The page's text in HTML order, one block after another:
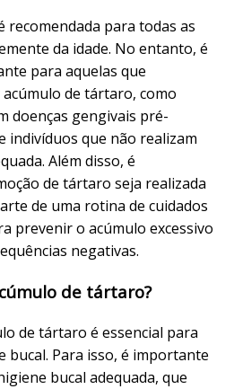
recomendada para todas as
da idade. No entanto, é
para aquelas que
de tártaro, como
doenças gengivais pré-
indivíduos que não realizam
Além disso, é
de tártaro seja realizada
de uma rotina de cuidados
prevenir o acúmulo excessivo
negativas.
de tártaro?
de tártaro é essencial para
bucal. Para isso, é importante
bucal adequada, que